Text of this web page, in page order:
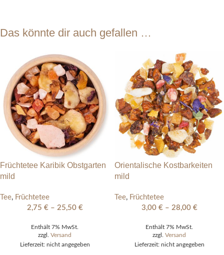
Das könnte dir auch gefallen …
Früchtetee Karibik Obstgarten
mild
Tee, Früchtetee
2,75 € – 25,50 €
Enthält 7% MwSt.
zzgl. Versand
Lieferzeit: nicht angegeben
Orientalische Kostbarkeiten
mild
Tee, Früchtetee
3,00 € – 28,00 €
Enthält 7% MwSt.
zzgl. Versand
Lieferzeit: nicht angegeben